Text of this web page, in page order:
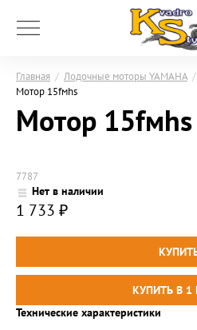
Главная / Лодочные моторы YAMAHA /
Мотор 15fмhs
Мотор 15fмhs
7787
Нет в наличии
1 733 ₽
Технические характеристики